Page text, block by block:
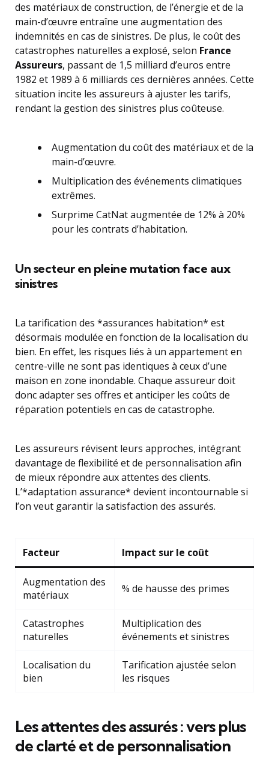
des matériaux de construction, de l’énergie et de la
main-d’œuvre entraîne une augmentation des
indemnités en cas de sinistres. De plus, le coût des
catastrophes naturelles a explosé, selon France
Assureurs, passant de 1,5 milliard d’euros entre
1982 et 1989 à 6 milliards ces dernières années. Cette
situation incite les assureurs à ajuster les tarifs,
rendant la gestion des sinistres plus coûteuse.
Augmentation du coût des matériaux et de la
main-d’œuvre.
Multiplication des événements climatiques
extrêmes.
Surprime CatNat augmentée de 12% à 20%
pour les contrats d’habitation.
Un secteur en pleine mutation face aux
sinistres
La tarification des *assurances habitation* est
désormais modulée en fonction de la localisation du
bien. En effet, les risques liés à un appartement en
centre-ville ne sont pas identiques à ceux d’une
maison en zone inondable. Chaque assureur doit
donc adapter ses offres et anticiper les coûts de
réparation potentiels en cas de catastrophe.
Les assureurs révisent leurs approches, intégrant
davantage de flexibilité et de personnalisation afin
de mieux répondre aux attentes des clients.
L’*adaptation assurance* devient incontournable si
l’on veut garantir la satisfaction des assurés.
Facteur Impact sur le coût
Augmentation des
matériaux
% de hausse des primes
Catastrophes
naturelles
Multiplication des
événements et sinistres
Localisation du
bien
Tarification ajustée selon
les risques
Les attentes des assurés : vers plus
de clarté et de personnalisation